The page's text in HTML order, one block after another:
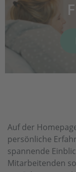
Auf der
persönliche
spannende
Mitarbeitenden